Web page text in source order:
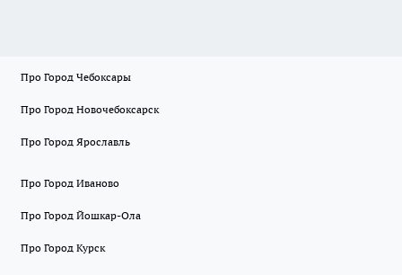
Про Город Чебоксары
Про Город Новочебоксарск
Про Город Ярославль
Про Город Иваново
Про Город Йошкар-Ола
Про Город Курск